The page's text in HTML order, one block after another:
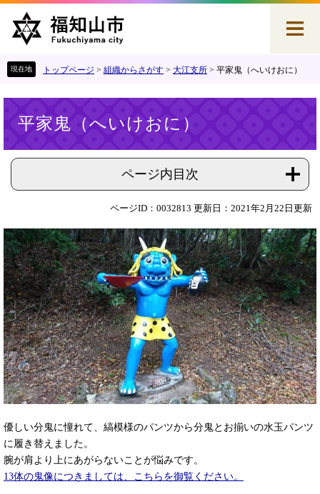
で
ば
トップページ > 組織からさがす > 大江支所 > 平家鬼（へいけおに）
平家鬼（へいけおに）
ページ内目次
ページID：0032813 更新日：2021年2月22日更新
優しい分鬼に憧れて、縞模様のパンツから分鬼とお揃いの水玉パンツ
に履き替えました。
腕が肩より上にあがらないことが悩みです。
13体の鬼像につきましては、こちらを御覧ください。